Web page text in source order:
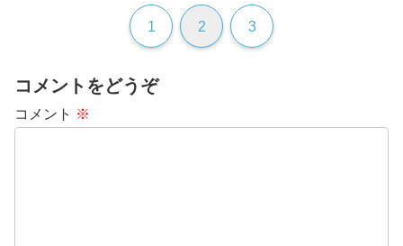
1 2 3
コメントをどうぞ
コメント ※